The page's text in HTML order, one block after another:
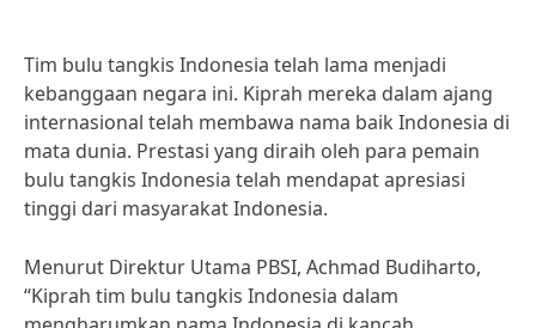
Tim bulu tangkis Indonesia telah lama menjadi
kebanggaan negara ini. Kiprah mereka dalam ajang
internasional telah membawa nama baik Indonesia di
mata dunia. Prestasi yang diraih oleh para pemain
bulu tangkis Indonesia telah mendapat apresiasi
tinggi dari masyarakat Indonesia.
Menurut Direktur Utama PBSI, Achmad Budiharto,
“Kiprah tim bulu tangkis Indonesia dalam